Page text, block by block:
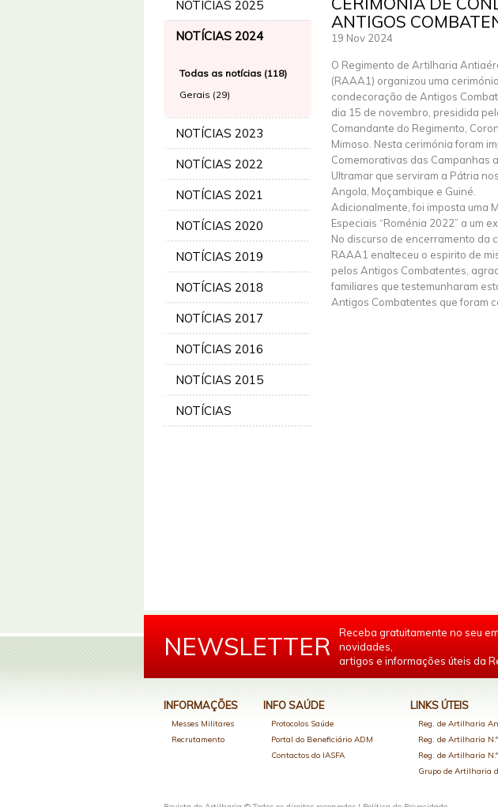
NOTÍCIAS 2025
NOTÍCIAS 2024
Todas as notícias (118)
Gerais (29)
NOTÍCIAS 2023
NOTÍCIAS 2022
NOTÍCIAS 2021
NOTÍCIAS 2020
NOTÍCIAS 2019
NOTÍCIAS 2018
NOTÍCIAS 2017
NOTÍCIAS 2016
NOTÍCIAS 2015
NOTÍCIAS
ANTIGOS
19 Nov 2024
O Regimento de Artilharia
(RAAA1) organizou uma
condecoração de Antigos
dia 15 de novembro, presidida
Comandante do Regimento,
Mimoso. Nesta cerimónia foram
Comemorativas das Campanhas
Ultramar que serviram a Pátria
Angola, Moçambique e Guiné.
Adicionalmente, foi imposta uma
Especiais “Roménia 2022” a um
No discurso de encerramento da
RAAA1 enalteceu o espirito de
pelos Antigos Combatentes,
familiares que testemunharam
Antigos Combatentes que foram
NEWSLETTER
Receba gratuitamente no seu
novidades,
artigos e informações úteis da
INFORMAÇÕES
Messes Militares
Recrutamento
INFO SAÚDE
Protocolos Saúde
Portal do Beneficiário ADM
Contactos do IASFA
LINKS ÚTEIS
Reg. de Artilharia
Reg. de Artilharia
Reg. de Artilharia
Grupo de Artilharia